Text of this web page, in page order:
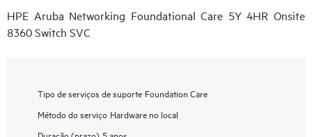
HPE Aruba Networking Foundational Care 5Y 4HR Onsite
8360 Switch SVC
Tipo de serviços de suporte Foundation Care
Método do serviço Hardware no local